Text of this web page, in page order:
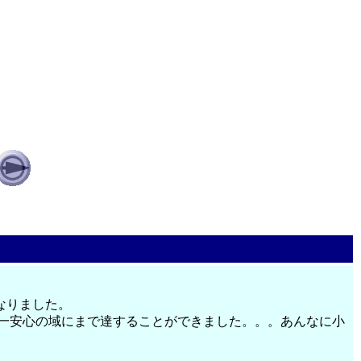
ました。
心の域にまで達することができました。。。あんなに小